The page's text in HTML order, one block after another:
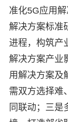
准化5G应用
解决方案标准
进程，构筑产
解决方案产业
用解决方案及
需双方选择难
同联动；三是